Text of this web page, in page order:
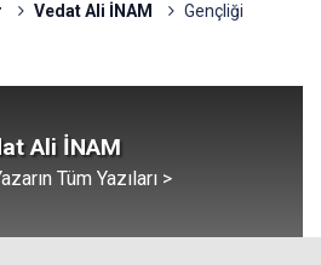
Vedat Ali İNAM
Gençliği
Ali İNAM
Tüm Yazıları >